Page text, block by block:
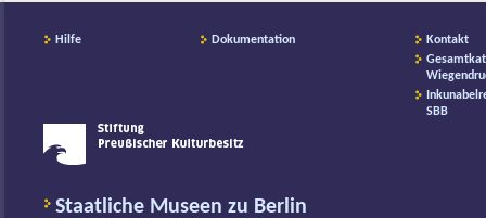
Hilfe Dokumentation
Kontakt
SBB
Staatliche Museen zu Berlin